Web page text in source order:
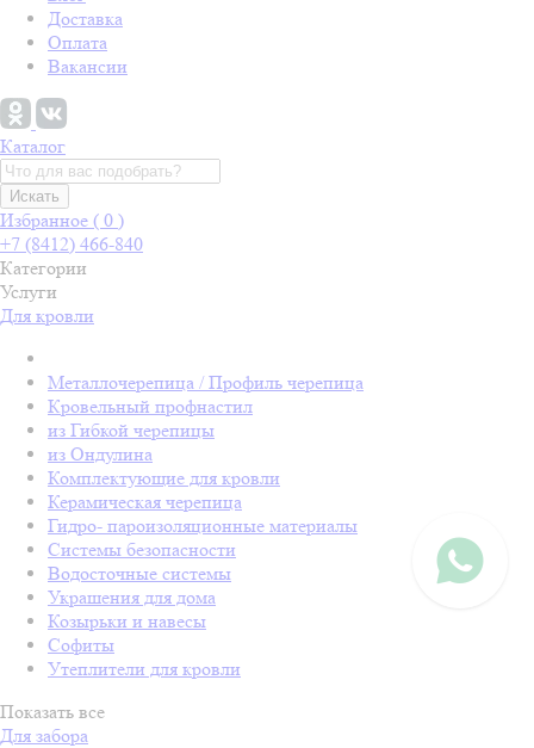
Доставка
Оплата
Вакансии
Каталог
Искать
Избранное ( 0 )
+7 (8412) 466-840
Категории
Услуги
Для кровли
Металлочерепица / Профиль черепица
Кровельный профнастил
из Гибкой черепицы
из Ондулина
Комплектующие для кровли
Керамическая черепица
Гидро- пароизоляционные материалы
Системы безопасности
Водосточные системы
Украшения для дома
Козырьки и навесы
Софиты
Утеплители для кровли
Показать все
Для забора